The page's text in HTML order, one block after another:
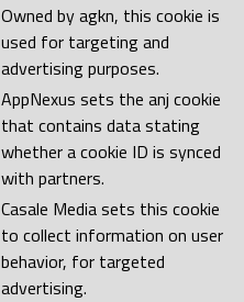
Owned by agkn, this cookie is
used for targeting and
advertising purposes.
AppNexus sets the anj cookie
that contains data stating
whether a cookie ID is synced
with partners.
Casale Media sets this cookie
to collect information on user
behavior, for targeted
advertising.